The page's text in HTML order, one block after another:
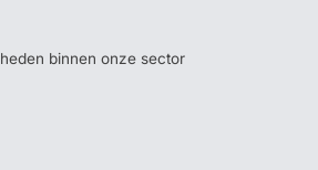
binnen onze sector